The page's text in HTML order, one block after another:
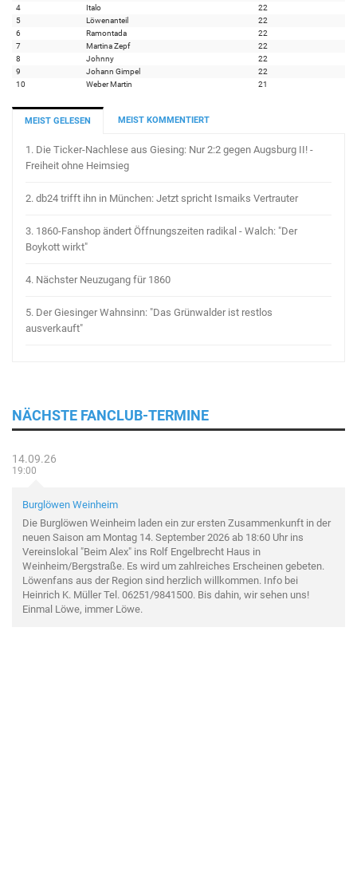
4
Italo
22
5
Löwenanteil
22
6
Ramontada
22
7
Martina Zepf
22
8
Johnny
22
9
Johann Gimpel
22
10
Weber Martin 21
MEIST GELESEN MEIST KOMMENTIERT
1. Die Ticker-Nachlese aus Giesing: Nur 2:2 gegen Augsburg II! -
Freiheit ohne Heimsieg
2. db24 trifft ihn in München: Jetzt spricht Ismaiks Vertrauter
3. 1860-Fanshop ändert Öffnungszeiten radikal - Walch: "Der
Boykott wirkt"
4. Nächster Neuzugang für 1860
5. Der Giesinger Wahnsinn: "Das Grünwalder ist restlos
ausverkauft"
NÄCHSTE FANCLUB-TERMINE
14.09.26
19:00
Burglöwen Weinheim
Die Burglöwen Weinheim laden ein zur ersten Zusammenkunft in der
neuen Saison am Montag 14. September 2026 ab 18:60 Uhr ins
Vereinslokal "Beim Alex" ins Rolf Engelbrecht Haus in
Weinheim/Bergstraße. Es wird um zahlreiches Erscheinen gebeten.
Löwenfans aus der Region sind herzlich willkommen. Info bei
Heinrich K. Müller Tel. 06251/9841500. Bis dahin, wir sehen uns!
Einmal Löwe, immer Löwe.